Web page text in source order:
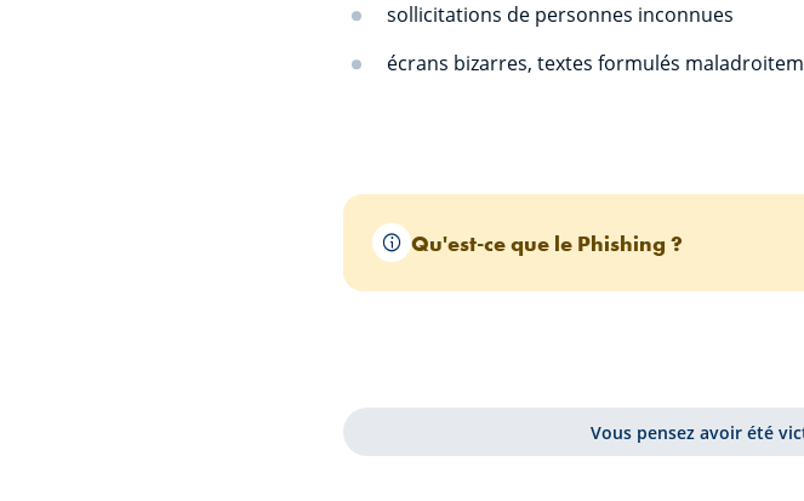
sollicitations de personnes inconnues
écrans bizarres, textes formulés
Qu'est-ce que le Phishing ?
Vous pensez avoir été